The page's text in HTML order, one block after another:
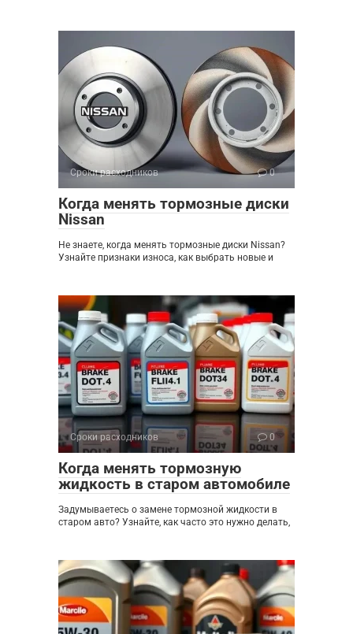
Сроки расходников 0
Когда менять тормозные диски
Nissan
Не знаете, когда менять тормозные диски Nissan?
Узнайте признаки износа, как выбрать новые и
Сроки расходников 0
Когда менять тормозную
жидкость в старом автомобиле
Задумываетесь о замене тормозной жидкости в
старом авто? Узнайте, как часто это нужно делать,